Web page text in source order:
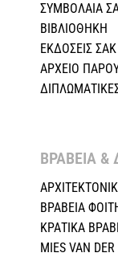
ΣΥΜΒΟΛΑΙΑ
ΒΙΒΛΙΟΘΗΚΗ
ΕΚΔΟΣΕΙΣ ΣΑΚ
ΑΡΧΕΙΟ
ΒΡΑΒΕΙΑ &
ΒΡΑΒΕΙΑ
ΚΡΑΤΙΚΑ
MIES VAN